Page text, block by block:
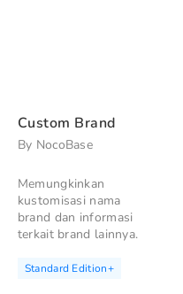
Custom Brand
By NocoBase
Memungkinkan
kustomisasi nama
brand dan informasi
terkait brand lainnya.
Standard Edition+